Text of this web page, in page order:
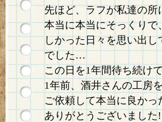
先ほど、ラフが私達の
本当に本当にそっくりで
しかった日々を思い出し
でした…
この日を1年間待ち続けて
1年前、酒井さんの工房を
ご依頼して本当に良かっ
ありがとうございました!